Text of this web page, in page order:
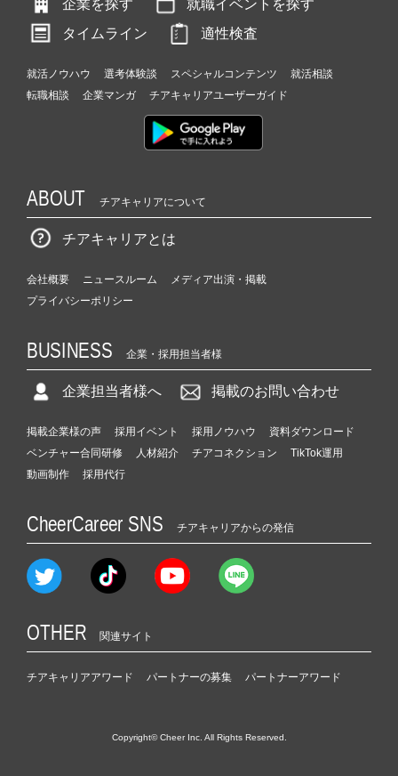
企業を探す
就職イベントを探す
タイムライン
適性検査
就活ノウハウ 選考体験談 スペシャルコンテンツ
就活相談
転職相談
企業マンガ チアキャリアユーザーガイド
ABOUT チアキャリアについて
チアキャリアとは
会社概要 ニュースルーム
メディア出演・掲載
プライバシーポリシー
BUSINESS 企業・採用担当者様
企業担当者様へ 掲載のお問い合わせ
掲載企業様の声 採用イベント 採用ノウハウ
資料ダウンロード
ベンチャー合同研修
人材紹介 チアコネクション
TikTok運用
動画制作
採用代行
CheerCareer SNS チアキャリアからの発信
OTHER 関連サイト
チアキャリアアワード パートナーの募集 パートナーアワード
Copyright© Cheer Inc. All Rights Reserved.